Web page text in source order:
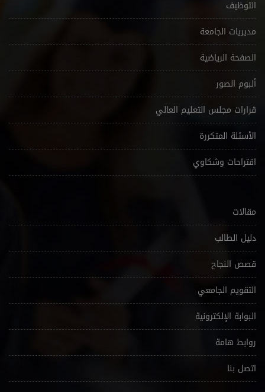
التوظيف
مديريات الجامعة
الصفحة الرياضية
ألبوم الصور
قرارات مجلس التعليم العالي
الأسئلة المتكررة
اقتراحات وشكاوي
مقالات
دليل الطالب
قصص النجاح
التقويم الجامعي
البوابة الإلكترونية
روابط هامة
اتصل بنا